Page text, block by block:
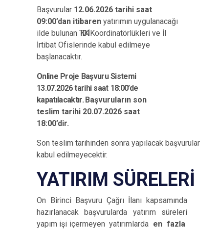
Başvurular 12.06.2026 tarihi saat
09:00’dan itibaren yatırımın uygulanacağı
ilde bulunan TKDK Koordinatörlükleri ve İl
İrtibat Ofislerinde kabul edilmeye
başlanacaktır.
Online Proje Başvuru Sistemi
13.07.2026 tarihi saat 18:00’de
kapatılacaktır. Başvuruların son
teslim tarihi 20.07.2026 saat
18:00’dir.
Son teslim tarihinden sonra yapılacak başvurular
kabul edilmeyecektir.
YATIRIM SÜRELERİ
On Birinci Başvuru Çağrı İlanı kapsamında
hazırlanacak başvurularda yatırım süreleri
yapım işi içermeyen yatırımlarda en fazla